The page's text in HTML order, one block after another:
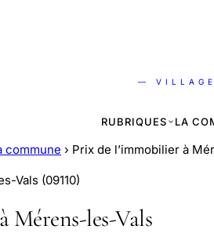
— VILLAGE
RUBRIQUES LA
commune › Prix de l’immobilier à
Vals (09110)
Mérens-les-Vals